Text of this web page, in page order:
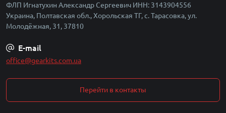
ФЛП Игнатухин Александр Сергеевич ИНН: 3143904556
Украина, Полтавская обл., Хорольская ТГ, с. Тарасовка, ул.
Молодёжная, 31, 37810
E-mail
office@gearkits.com.ua
Перейти в контакты